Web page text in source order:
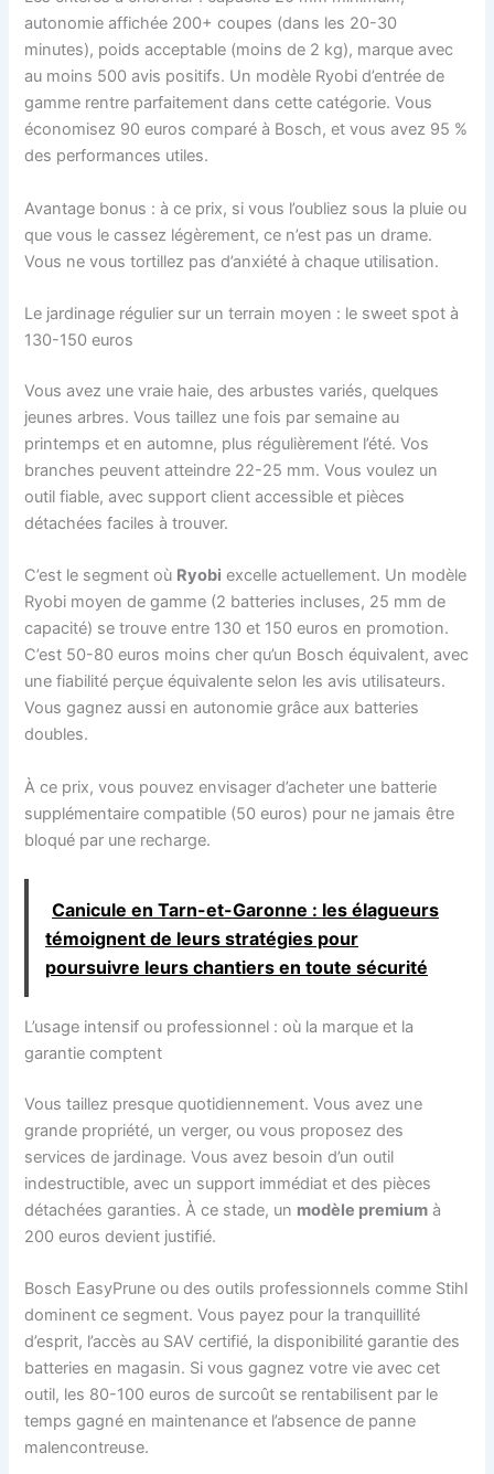
autonomie affichée 200+ coupes (dans les 20-30
minutes), poids acceptable (moins de 2 kg), marque avec
au moins 500 avis positifs. Un modèle Ryobi d’entrée de
gamme rentre parfaitement dans cette catégorie. Vous
économisez 90 euros comparé à Bosch, et vous avez 95 %
des performances utiles.
Avantage bonus : à ce prix, si vous l’oubliez sous la pluie ou
que vous le cassez légèrement, ce n’est pas un drame.
Vous ne vous tortillez pas d’anxiété à chaque utilisation.
Le jardinage régulier sur un terrain moyen : le sweet spot à
130-150 euros
Vous avez une vraie haie, des arbustes variés, quelques
jeunes arbres. Vous taillez une fois par semaine au
printemps et en automne, plus régulièrement l’été. Vos
branches peuvent atteindre 22-25 mm. Vous voulez un
outil fiable, avec support client accessible et pièces
détachées faciles à trouver.
C’est le segment où Ryobi excelle actuellement. Un modèle
Ryobi moyen de gamme (2 batteries incluses, 25 mm de
capacité) se trouve entre 130 et 150 euros en promotion.
C’est 50-80 euros moins cher qu’un Bosch équivalent, avec
une fiabilité perçue équivalente selon les avis utilisateurs.
Vous gagnez aussi en autonomie grâce aux batteries
doubles.
À ce prix, vous pouvez envisager d’acheter une batterie
supplémentaire compatible (50 euros) pour ne jamais être
bloqué par une recharge.
Canicule en Tarn-et-Garonne : les élagueurs
témoignent de leurs stratégies pour
poursuivre leurs chantiers en toute sécurité
L’usage intensif ou professionnel : où la marque et la
garantie comptent
Vous taillez presque quotidiennement. Vous avez une
grande propriété, un verger, ou vous proposez des
services de jardinage. Vous avez besoin d’un outil
indestructible, avec un support immédiat et des pièces
détachées garanties. À ce stade, un modèle premium à
200 euros devient justifié.
Bosch EasyPrune ou des outils professionnels comme Stihl
dominent ce segment. Vous payez pour la tranquillité
d’esprit, l’accès au SAV certifié, la disponibilité garantie des
batteries en magasin. Si vous gagnez votre vie avec cet
outil, les 80-100 euros de surcoût se rentabilisent par le
temps gagné en maintenance et l’absence de panne
malencontreuse.